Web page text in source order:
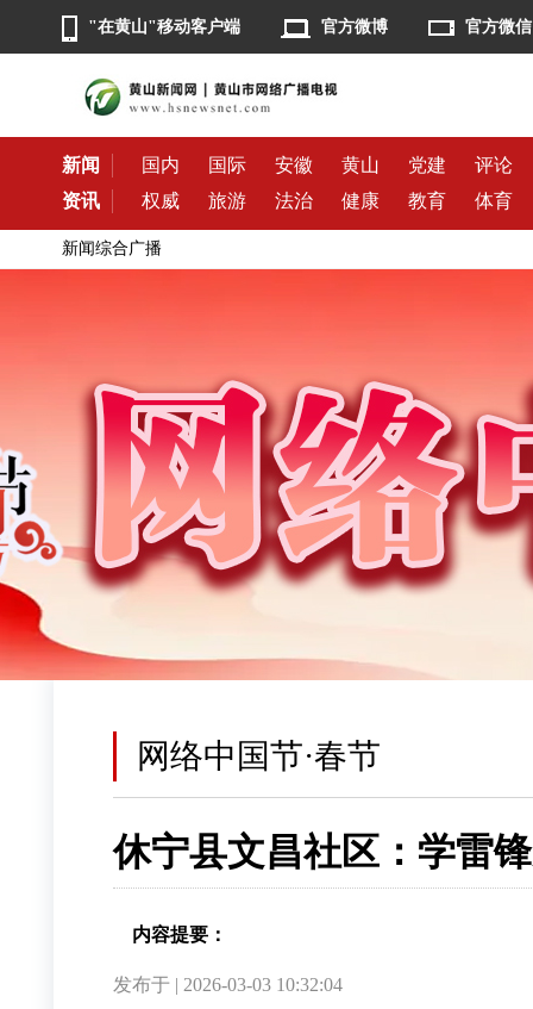
"在黄山"移动客户端 官方微博 官方微信
新闻 国内 国际 安徽 黄山 党建
评论
资讯
权威 旅游 法治 健康 教育 体育
新闻综合广播
网络中国节·春节
休宁县文昌社区：学雷
内容提要：
发布于 | 2026-03-03 10:32:04